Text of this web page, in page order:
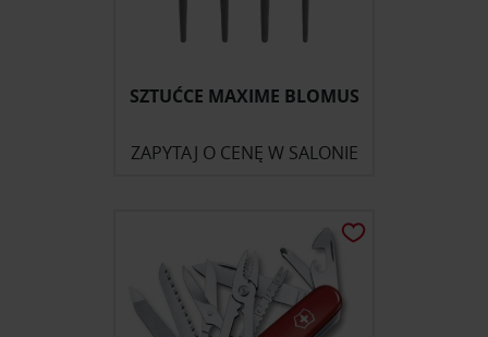
SZTUĆCE MAXIME BLOMUS
ZAPYTAJ O CENĘ W SALONIE